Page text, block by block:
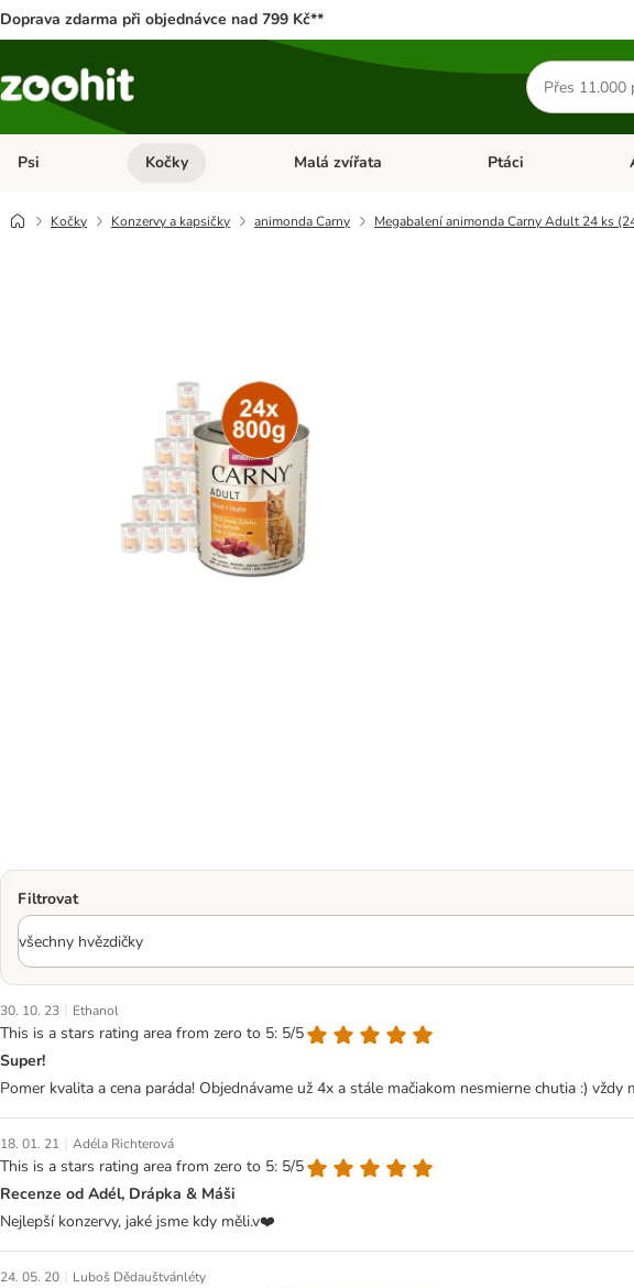
Doprava zdarma při objednávce nad 799 Kč**
Hledat
produkty
Psi Otevřít menu: Psi
Kočky Otevřít menu: Kočky
Malá zvířata Otevřít menu: Malá
Ptáci
Kočky Konzervy a kapsičky animonda Carny Megabalení animonda Carny Adult 24 ks
Filtrovat
30. 10. 23 | Ethanol
This is a stars rating area from zero to 5: 5/5
Super!
Pomer kvalita a cena paráda! Objednávame už 4x a stále mačiakom nesmierne chutia :)
18. 01. 21 | Adéla Richterová
This is a stars rating area from zero to 5: 5/5
Recenze od Adél, Drápka & Máši
Nejlepší konzervy, jaké jsme kdy měli.v❤️
24. 05. 20 | Luboš Dědauštvánléty